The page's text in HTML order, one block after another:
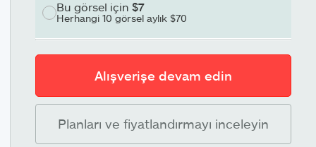
Bu görsel için $7
Herhangi 10 görsel aylık $70
Alışverişe devam edin
Planları ve fiyatlandırmayı inceleyin